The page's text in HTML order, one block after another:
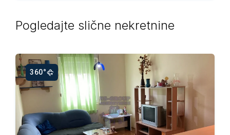
Pogledajte slične nekretnine
360°